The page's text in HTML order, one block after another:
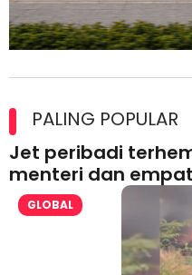
lesen separuh pertama 2026
PALING POPULAR
Jet peribadi
menteri dan
GLOBAL